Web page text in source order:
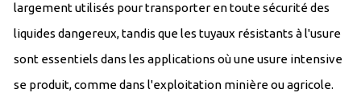
largement utilisés pour transporter en toute sécurité des
liquides dangereux, tandis que les tuyaux résistants à l'usure
sont essentiels dans les applications où une usure intensive
se produit, comme dans l'exploitation minière ou agricole.